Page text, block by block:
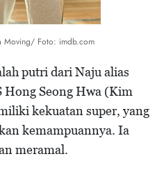
Moving/ Foto: imdb.com
putri dari Naju alias
Seong Hwa (Kim
kekuatan super, yang
kemampuannya. Ia
meramal.